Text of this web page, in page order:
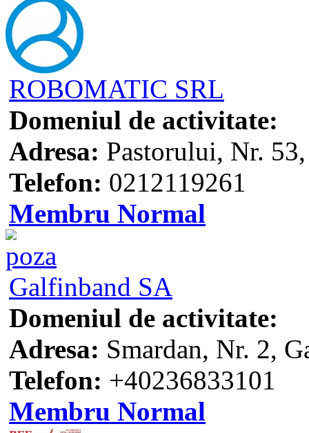
ROBOMATIC SRL
Domeniul de activitate:
Adresa: Pastorului, Nr.
Telefon: 0212119261
Membru Normal
Galfinband SA
Domeniul de activitate:
Adresa: Smardan, Nr. 2,
Telefon: +40236833101
Membru Normal